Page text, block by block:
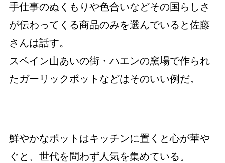
手仕事のぬくもりや色合いなどその国らしさ
が伝わってくる商品のみを選んでいると佐藤
さんは話す。
スペイン山あいの街・ハエンの窯場で作られ
たガーリックポットなどはそのいい例だ。
鮮やかなポットはキッチンに置くと心が華や
ぐと、世代を問わず人気を集めている。